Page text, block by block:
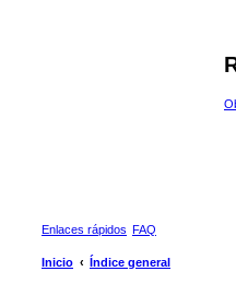
Enlaces rápidos FAQ
Inicio Índice general